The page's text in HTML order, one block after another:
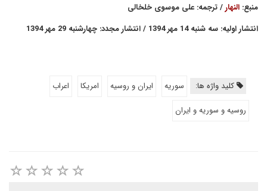
منبع: النهار/ ترجمه: علی موسوی خلخالی
انتشار اولیه: سه شنبه 14 مهر 1394 / انتشار مجدد: چهارشنبه 29 مهر 1394
کلید واژه ها: سوريه ايران و روسيه امريكا
اعراب
روسيه و سوريه و ايران